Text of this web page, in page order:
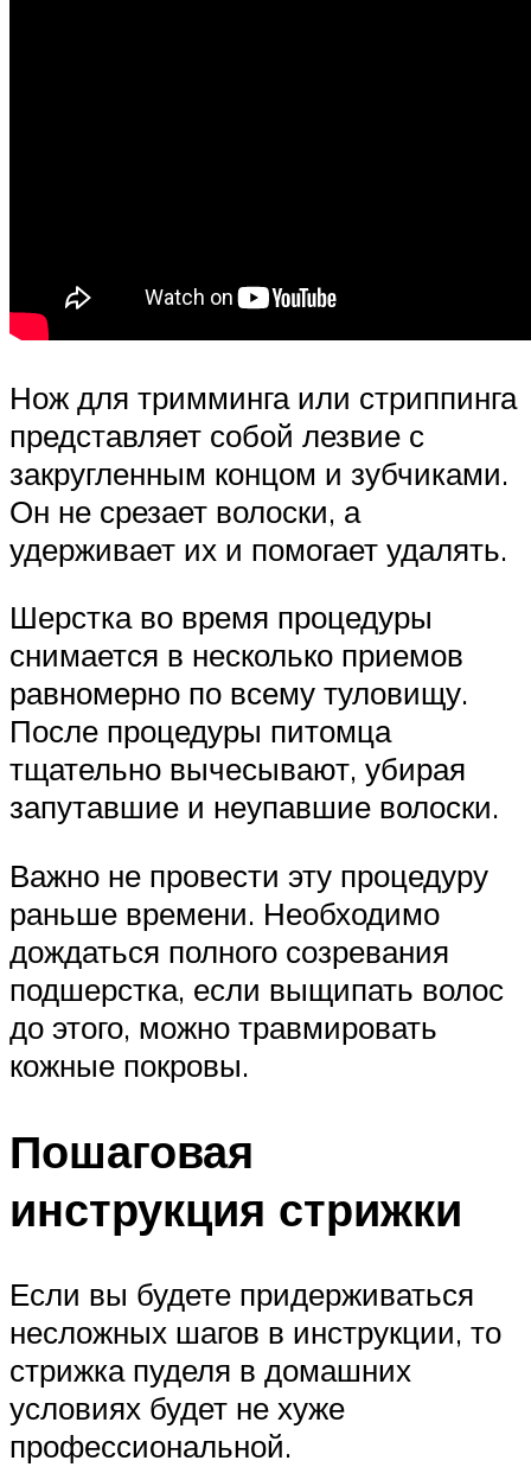
Нож для тримминга или стриппинга
представляет собой лезвие с
закругленным концом и зубчиками.
Он не срезает волоски, а
удерживает их и помогает удалять.
Шерстка во время процедуры
снимается в несколько приемов
равномерно по всему туловищу.
После процедуры питомца
тщательно вычесывают, убирая
запутавшие и неупавшие волоски.
Важно не провести эту процедуру
раньше времени. Необходимо
дождаться полного созревания
подшерстка, если выщипать волос
до этого, можно травмировать
кожные покровы.
Пошаговая
инструкция стрижки
Если вы будете придерживаться
несложных шагов в инструкции, то
стрижка пуделя в домашних
условиях будет не хуже
профессиональной.